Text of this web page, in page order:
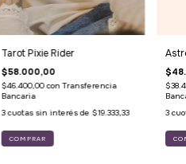
Tarot Pixie Rider
$58.000,00
$46.400,00con Transferencia
Bancaria
3 cuotas sin interés de $19.333,33
3